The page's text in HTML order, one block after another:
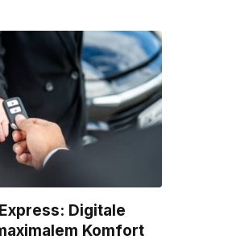
Digitale
Komfort